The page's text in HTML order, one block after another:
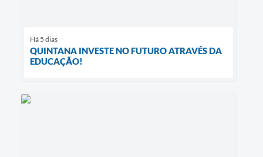
Há 5 dias
QUINTANA INVESTE NO FUTURO ATRAVÉS DA
EDUCAÇÃO!